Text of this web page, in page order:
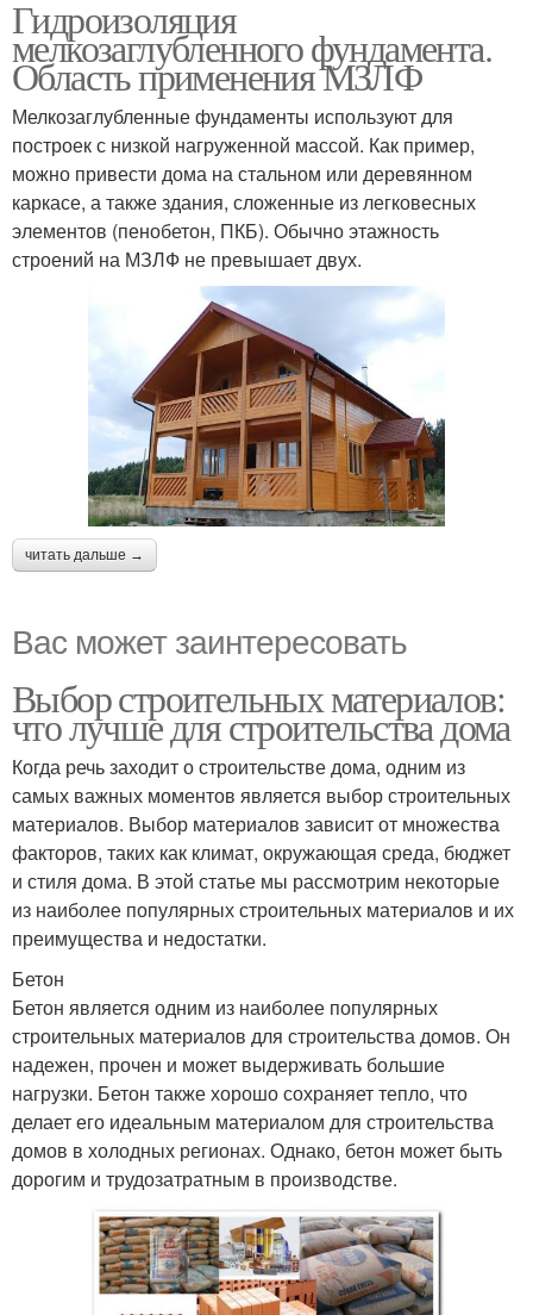
Гидроизоляция
мелкозаглубленного фундамента.
Область применения МЗЛФ
Мелкозаглубленные фундаменты используют для
построек с низкой нагруженной массой. Как пример,
можно привести дома на стальном или деревянном
каркасе, а также здания, сложенные из легковесных
элементов (пенобетон, ПКБ). Обычно этажность
строений на МЗЛФ не превышает двух.
читать дальше →
Вас может заинтересовать
Выбор строительных материалов:
что лучше для строительства дома
Когда речь заходит о строительстве дома, одним из
самых важных моментов является выбор строительных
материалов. Выбор материалов зависит от множества
факторов, таких как климат, окружающая среда, бюджет
и стиля дома. В этой статье мы рассмотрим некоторые
из наиболее популярных строительных материалов и их
преимущества и недостатки.
Бетон
Бетон является одним из наиболее популярных
строительных материалов для строительства домов. Он
надежен, прочен и может выдерживать большие
нагрузки. Бетон также хорошо сохраняет тепло, что
делает его идеальным материалом для строительства
домов в холодных регионах. Однако, бетон может быть
дорогим и трудозатратным в производстве.